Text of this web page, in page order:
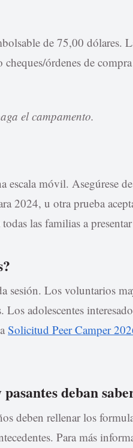
de 75,00 dólares.
órdenes de
el campamento.
escala móvil. Asegúrese
2024, u otra prueba
las familias a
sesión. Los voluntarios
adolescentes
Solicitud Peer Camper
deban
deben rellenar los
Para más